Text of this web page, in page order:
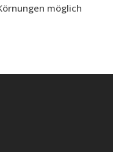
möglich